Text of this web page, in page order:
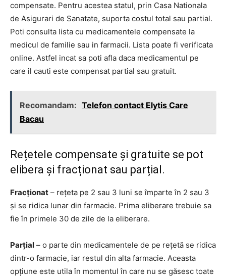
compensate. Pentru acestea statul, prin Casa Nationala
de Asigurari de Sanatate, suporta costul total sau partial.
Poti consulta lista cu medicamentele compensate la
medicul de familie sau in farmacii. Lista poate fi verificata
online. Astfel incat sa poti afla daca medicamentul pe
care il cauti este compensat partial sau gratuit.
Recomandam: Telefon contact Elytis Care
Bacau
Rețetele compensate și gratuite se pot
elibera și fracționat sau parțial.
Fracționat – rețeta pe 2 sau 3 luni se împarte în 2 sau 3
și se ridica lunar din farmacie. Prima eliberare trebuie sa
fie în primele 30 de zile de la eliberare.
Parțial – o parte din medicamentele de pe rețetă se ridica
dintr-o farmacie, iar restul din alta farmacie. Aceasta
opțiune este utila în momentul în care nu se găsesc toate